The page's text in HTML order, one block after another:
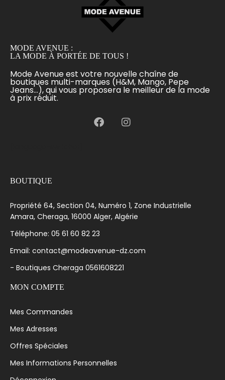
MODE AVENUE :
LA MODE À PORTÉE DE TOUS !
Mode Avenue est votre nouvelle chaîne de
boutiques multi-marques (H&M, Mango, Pepe
Jeans...), qui vous proposera le meilleur de la mode
à prix réduit.
BOUTIQUE
Propriété 64, Section 04, Numéro 1, Zone Industrielle
Amara, Cheraga, 16000 Alger, Algérie
Téléphone: 05 61 60 82 23
Email: contact@modeavenue-dz.com
- Boutiques Cheraga 0561608221
MON COMPTE
Mes Commandes
Mes Adresses
Offres Spéciales
Mes Informations Personnelles